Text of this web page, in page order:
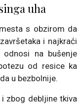
uha
s obzirom da
i najkraći
na bušenje
od resice ka
u bezbolnije.
zbog debljine tkiva